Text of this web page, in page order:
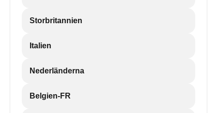
Storbritannien
Italien
Nederländerna
Belgien-FR